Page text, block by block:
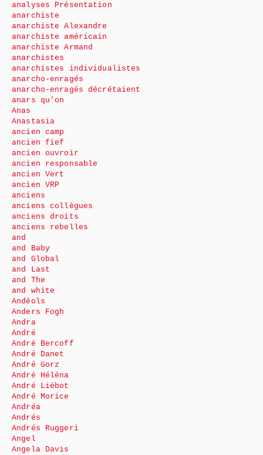
analyses Présentation
anarchiste
anarchiste Alexandre
anarchiste américain
anarchiste Armand
anarchistes
anarchistes individualistes
anarcho-enragés
anarcho-enragés décrétaient
anars qu’on
Anas
Anastasia
ancien camp
ancien fief
ancien ouvroir
ancien responsable
ancien Vert
ancien VRP
anciens
anciens collègues
anciens droits
anciens rebelles
and
and Baby
and Global
and Last
and The
and white
Andéols
Anders Fogh
Andra
André
André Bercoff
André Danet
André Gorz
André Héléna
André Liébot
André Morice
Andréa
Andrés
Andrés Ruggeri
Angel
Angela Davis